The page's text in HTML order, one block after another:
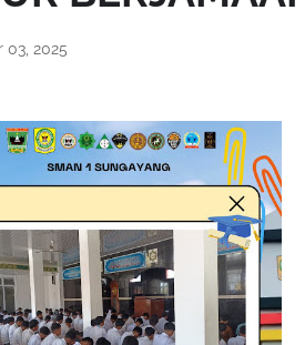
03, 2025